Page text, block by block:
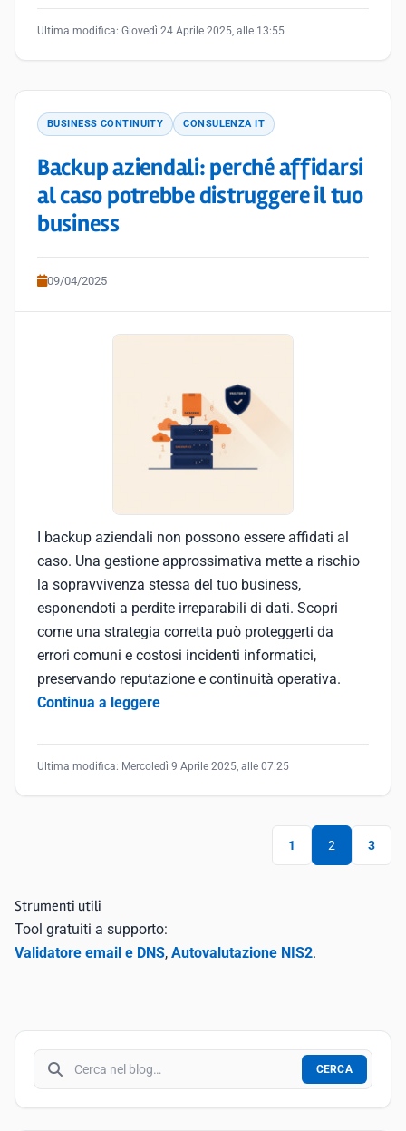
Ultima modifica: Giovedì 24 Aprile 2025, alle 13:55
BUSINESS CONTINUITY CONSULENZA IT
Backup aziendali: perché affidarsi
al caso potrebbe distruggere il tuo
business
09/04/2025
I backup aziendali non possono essere affidati al
caso. Una gestione approssimativa mette a rischio
la sopravvivenza stessa del tuo business,
esponendoti a perdite irreparabili di dati. Scopri
come una strategia corretta può proteggerti da
errori comuni e costosi incidenti informatici,
preservando reputazione e continuità operativa.
Continua a leggere
Ultima modifica: Mercoledì 9 Aprile 2025, alle 07:25
1 2 3
Strumenti utili
Tool gratuiti a supporto:
Validatore email e DNS, Autovalutazione NIS2.
Cerca nel blog
CERCA